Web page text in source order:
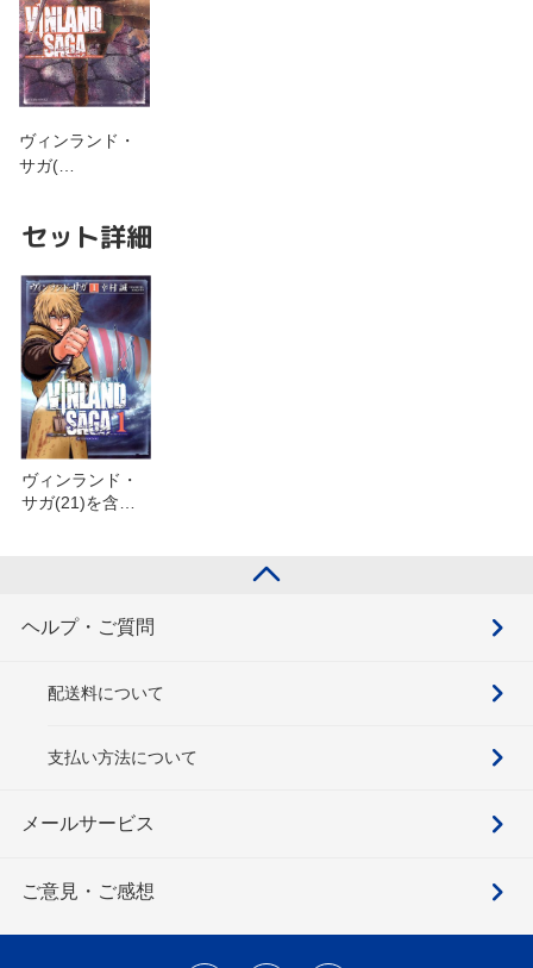
ヴィンランド・
サガ(…
セット詳細
ヴィンランド・
サガ(21)を含む
ヘルプ・ご質問
配送料について
支払い方法について
メールサービス
ご意見・ご感想